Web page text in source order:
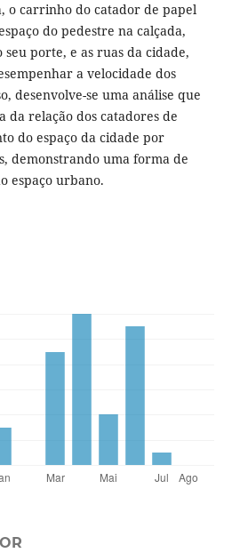
o carrinho do catador de papel
do pedestre na calçada,
porte, e as ruas da cidade,
a velocidade dos
desenvolve-se uma análise que
relação dos catadores de
do espaço da cidade por
demonstrando uma forma de
espaço urbano.